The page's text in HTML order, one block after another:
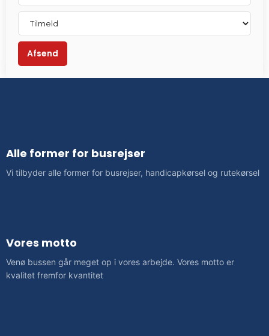
Alle former for busrejser
​Vi tilbyder alle former for busrejser, handicapkørsel og rutekørsel
Vores motto
Venø bussen går meget op i vores arbejde. Vores motto er
kvalitet fremfor kvantitet